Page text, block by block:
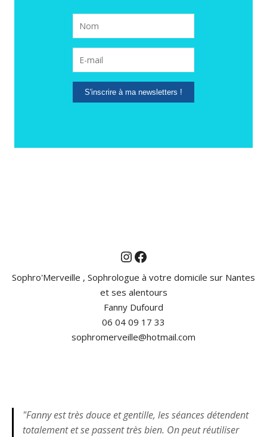
S'inscrire à ma newsletters !
Instagram
Facebook
Sophro'Merveille , Sophrologue à votre domicile sur Nantes
et ses alentours
Fanny Dufourd
06 04 09 17 33
sophromerveille@hotmail.com
"Fanny est très douce et gentille, les séances détendent
totalement et se passent très bien. On peut réutiliser